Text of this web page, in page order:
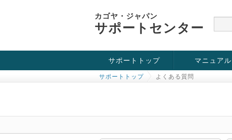
カゴヤ・ジャパン
サポートセンター
サポートトップ
お役立ち情報
チュートリアル
障害・メンテナンス情報
マニュアル
サポートトップ よくある質問